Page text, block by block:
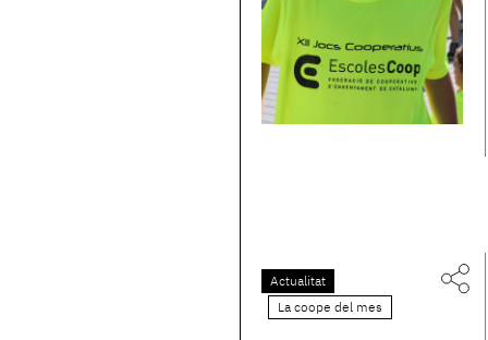
Actualitat
La coope del mes